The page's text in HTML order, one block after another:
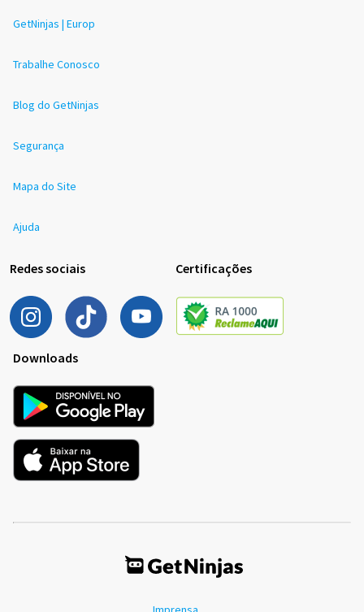
GetNinjas | Europ
Trabalhe Conosco
Blog do GetNinjas
Segurança
Mapa do Site
Ajuda
Redes sociais Certificações
Downloads